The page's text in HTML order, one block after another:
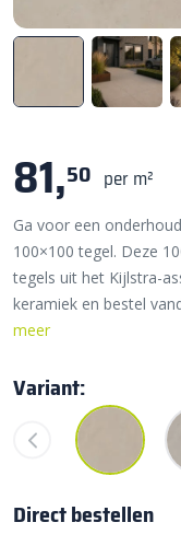
81,50 per m²
Ga voor een
100×100 tegel. Deze
tegels uit het Kijlstra-
keramiek en bestel
meer
Variant:
Direct bestellen